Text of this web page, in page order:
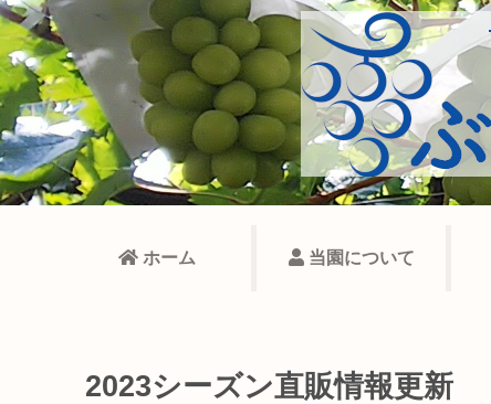
ホーム 当園について
2023シーズン直販情報更新